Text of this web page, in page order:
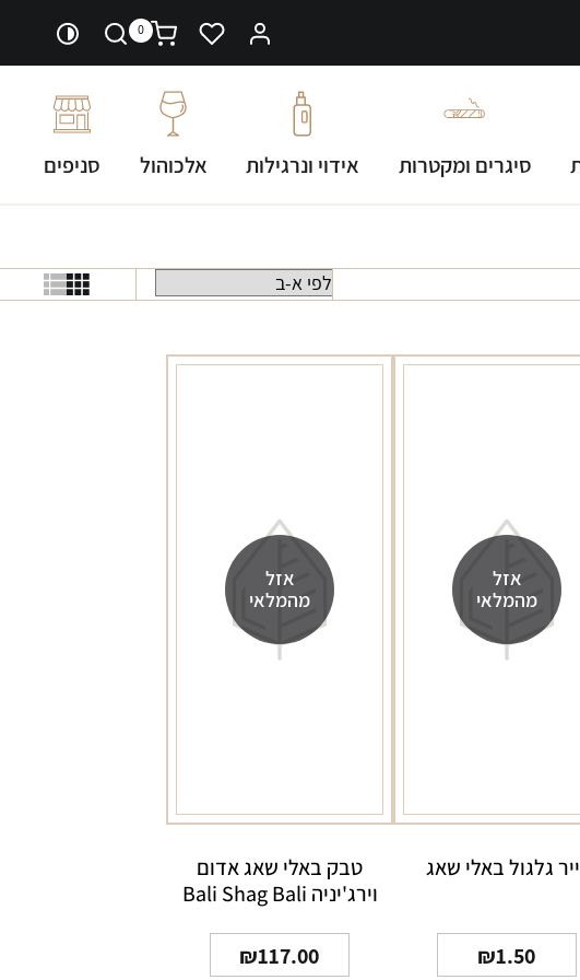
0
סיגרים ומקטרות אידוי ונרגילות אלכוהול סניפים
אזל
מהמלאי
גלגול באלי שאג
₪1.50
אזל
מהמלאי
טבק באלי שאג אדום
וירג'יניה Bali Shag Bali
₪117.00